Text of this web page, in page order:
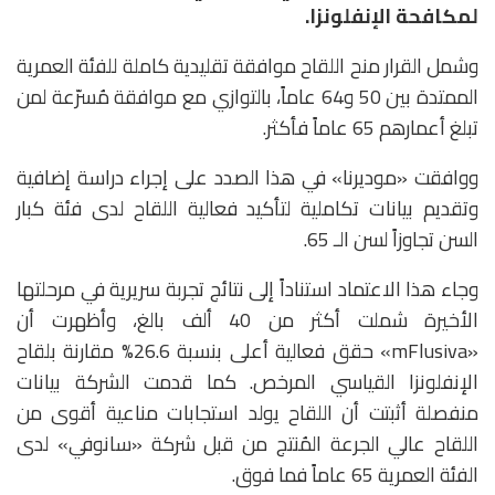
لمكافحة الإنفلونزا.
وشمل القرار منح اللقاح موافقة تقليدية كاملة للفئة العمرية
الممتدة بين 50 و64 عاماً، بالتوازي مع موافقة مُسرّعة لمن
تبلغ أعمارهم 65 عاماً فأكثر.
ووافقت «موديرنا» في هذا الصدد على إجراء دراسة إضافية
وتقديم بيانات تكاملية لتأكيد فعالية اللقاح لدى فئة كبار
السن تجاوزاً لسن الـ 65.
وجاء هذا الاعتماد استناداً إلى نتائج تجربة سريرية في مرحلتها
الأخيرة شملت أكثر من 40 ألف بالغ، وأظهرت أن
«mFlusiva» حقق فعالية أعلى بنسبة 26.6% مقارنة بلقاح
الإنفلونزا القياسي المرخص. كما قدمت الشركة بيانات
منفصلة أثبتت أن اللقاح يولد استجابات مناعية أقوى من
اللقاح عالي الجرعة المُنتج من قبل شركة «سانوفي» لدى
الفئة العمرية 65 عاماً فما فوق.